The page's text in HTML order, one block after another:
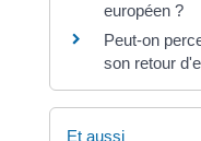
européen ?
Peut-on
son retour
Et aussi